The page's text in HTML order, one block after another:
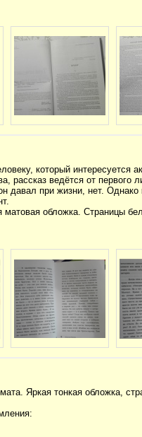
который
рассказ ведётся от первого
давал при жизни, нет.
матовая обложка. Страницы
Яркая тонкая обложка,